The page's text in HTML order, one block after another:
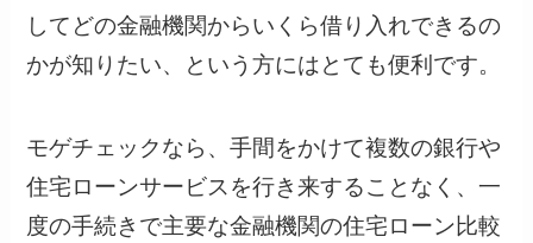
してどの金融機関からいくら借り入れできるの
かが知りたい、という方にはとても便利です。
モゲチェックなら、手間をかけて複数の銀行や
住宅ローンサービスを行き来することなく、一
度の手続きで主要な金融機関の住宅ローン比較